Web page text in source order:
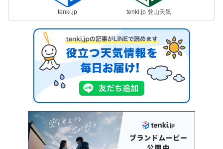
tenki.jp tenki.jp 登山天気